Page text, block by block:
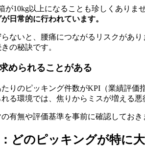
が10kg以上になることも珍しくありま
日常的に行われています。
ないと、腰痛につながるリスクがあ
の秘訣です。
められることがある
りのピッキング件数がKPI（業績評価
る環境では、焦りからミスが増える悪
有無や評価基準を事前に確認しておき
どのピッキングが特に